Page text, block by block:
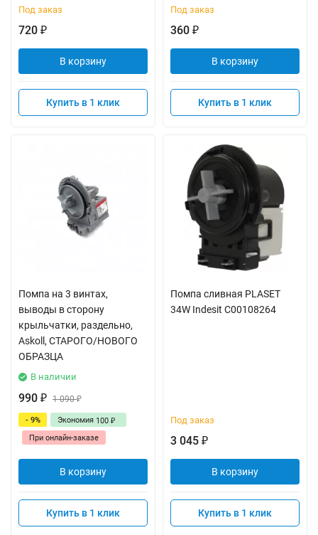
Под заказ
720 ₽
В корзину
Купить в 1 клик
Под заказ
360 ₽
В корзину
Купить в 1 клик
Помпа на 3 винтах,
выводы в сторону
крыльчатки, раздельно,
Askoll, СТАРОГО/НОВОГО
ОБРАЗЦА
В наличии
990 ₽ 1 090₽
- 9% Экономия 100 ₽
При онлайн-заказе
В корзину
Купить в 1 клик
Помпа сливная PLASET
34W Indesit C00108264
Под заказ
3 045 ₽
В корзину
Купить в 1 клик